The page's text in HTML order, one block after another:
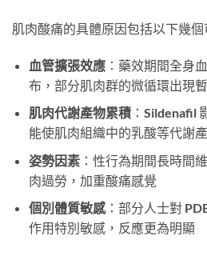
肌肉酸痛的具體原因包括以下幾個
血管擴張效應：藥效期間全身
布，部分肌肉群的微循環出現
肌肉代謝產物累積：Sildenafil
能使肌肉組織中的乳酸等代謝
姿勢因素：性行為期間長時間
肉過勞，加重酸痛感覺
個別體質敏感：部分人士對
作用特別敏感，反應更為明顯